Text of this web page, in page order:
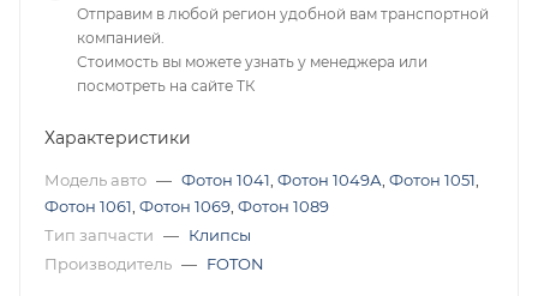
Отправим в любой регион удобной вам транспортной
компанией.
Стоимость вы можете узнать у менеджера или
посмотреть на сайте ТК
Характеристики
Модель авто — Фотон 1041 Фотон 1049А Фотон 1051
Фотон 1061 Фотон 1069 Фотон 1089
Тип запчасти — Клипсы
Производитель — FOTON